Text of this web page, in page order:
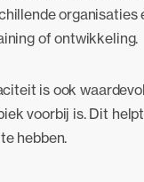
of ontwikkeling.
is ook
voorbij is. Dit
hebben.